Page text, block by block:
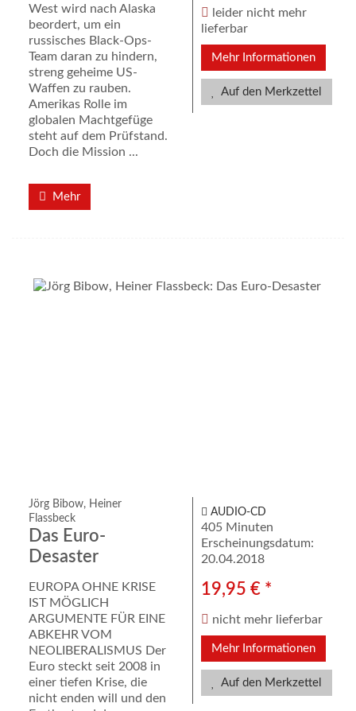
West wird nach Alaska
beordert, um ein
russisches Black-Ops-
Team daran zu hindern,
streng geheime US-
Waffen zu rauben.
Amerikas Rolle im
globalen Machtgefüge
steht auf dem Prüfstand.
Doch die Mission ...
Mehr
leider nicht mehr
lieferbar
Mehr Informationen
Auf den Merkzettel
Jörg Bibow, Heiner
Flassbeck
Das Euro-
Desaster
EUROPA OHNE KRISE
IST MÖGLICH
ARGUMENTE FÜR EINE
ABKEHR VOM
NEOLIBERALISMUS Der
Euro steckt seit 2008 in
einer tiefen Krise, die
nicht enden will und den
AUDIO-CD
405 Minuten
Erscheinungsdatum:
20.04.2018
19,95 € *
nicht mehr lieferbar
Mehr Informationen
Auf den Merkzettel